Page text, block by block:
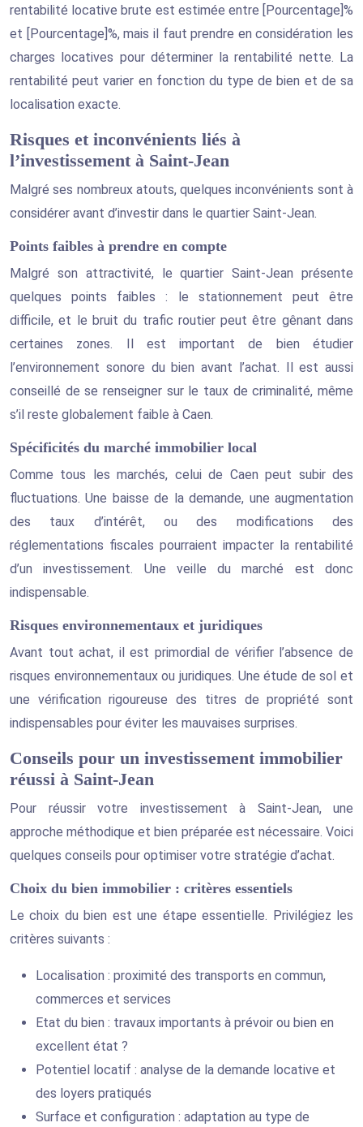
rentabilité locative brute est estimée entre [Pourcentage]%
et [Pourcentage]%, mais il faut prendre en considération les
charges locatives pour déterminer la rentabilité nette. La
rentabilité peut varier en fonction du type de bien et de sa
localisation exacte.
Risques et inconvénients liés à
l’investissement à Saint-Jean
Malgré ses nombreux atouts, quelques inconvénients sont à
considérer avant d’investir dans le quartier Saint-Jean.
Points faibles à prendre en compte
Malgré son attractivité, le quartier Saint-Jean présente
quelques points faibles : le stationnement peut être
difficile, et le bruit du trafic routier peut être gênant dans
certaines zones. Il est important de bien étudier
l’environnement sonore du bien avant l’achat. Il est aussi
conseillé de se renseigner sur le taux de criminalité, même
s’il reste globalement faible à Caen.
Spécificités du marché immobilier local
Comme tous les marchés, celui de Caen peut subir des
fluctuations. Une baisse de la demande, une augmentation
des taux d’intérêt, ou des modifications des
réglementations fiscales pourraient impacter la rentabilité
d’un investissement. Une veille du marché est donc
indispensable.
Risques environnementaux et juridiques
Avant tout achat, il est primordial de vérifier l’absence de
risques environnementaux ou juridiques. Une étude de sol et
une vérification rigoureuse des titres de propriété sont
indispensables pour éviter les mauvaises surprises.
Conseils pour un investissement immobilier
réussi à Saint-Jean
Pour réussir votre investissement à Saint-Jean, une
approche méthodique et bien préparée est nécessaire. Voici
quelques conseils pour optimiser votre stratégie d’achat.
Choix du bien immobilier : critères essentiels
Le choix du bien est une étape essentielle. Privilégiez les
critères suivants :
Localisation : proximité des transports en commun,
commerces et services
Etat du bien : travaux importants à prévoir ou bien en
excellent état ?
Potentiel locatif : analyse de la demande locative et
des loyers pratiqués
Surface et configuration : adaptation au type de